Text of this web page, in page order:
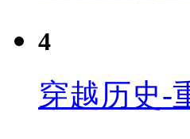
4
穿越历史-